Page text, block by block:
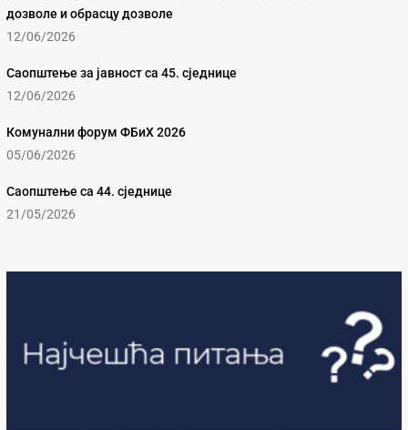
дозволе и обрасцу дозволе
12/06/2026
Саопштење за јавност са 45. сједнице
12/06/2026
Комунални форум ФБиХ 2026
05/06/2026
Саопштење са 44. сједнице
21/05/2026